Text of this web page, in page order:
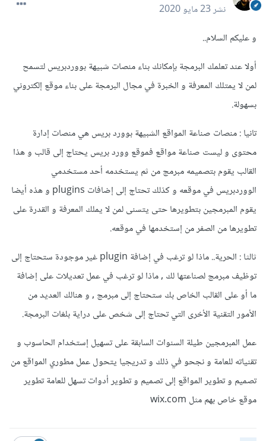
نشر23 مايو 2020
و عليكم السلام..
أولا عند تعلمك البرمجة بإمكانك بناء منصات شبيهة بووردبريس لتسمح
لمن لا يمتلك المعرفة و الخبرة في مجال البرمجة على بناء موقع إلكتروني
بسهولة.
تانيا : منصات صناعة المواقع الشبيهة بوورد بريس هي منصات إدارة
محتوى و ليست صناعة مواقع فموقع وورد بريس يحتاج إلى قالب و هذا
القالب يقوم بتصميمه مبرمج من ثم يستخدمه أحد مستخدمي
الووردبريس في موقعه و كذلك تحتاج إلى إضافات plugins و هذه أيضا
يقوم المبرمجين بتطويرها حتى يتسنى لمن لا يملك المعرفة و القدرة على
تطويرها من الصفر من إستخدمها في موقعه.
ثالثا : الحرية.. ماذا لو ترغب في إضافة plugin غير موجودة ستحتاج إلى
توظيف مبرمج لصناعتها لك , ماذا لو ترغب في عمل تعديلات على إضافة
ما أو على القالب الخاص بك ستحتاج إلى مبرمج , و هنالك العديد من
الأمور التقنية الأخرى التي تحتاج إلى شخص على دراية بلغات البرمجة.
عمل المبرمجين طيلة السنوات السابقة على تسهيل إستخدام الحاسوب و
تقنياته للعامة و نجحو في ذلك و تدريجيا يتحول عمل مطوري المواقع من
تصميم و تطوير المواقع إلى تصميم و تطوير أدوات تسهل للعامة تطوير
موقع خاص بهم مثل wix.com